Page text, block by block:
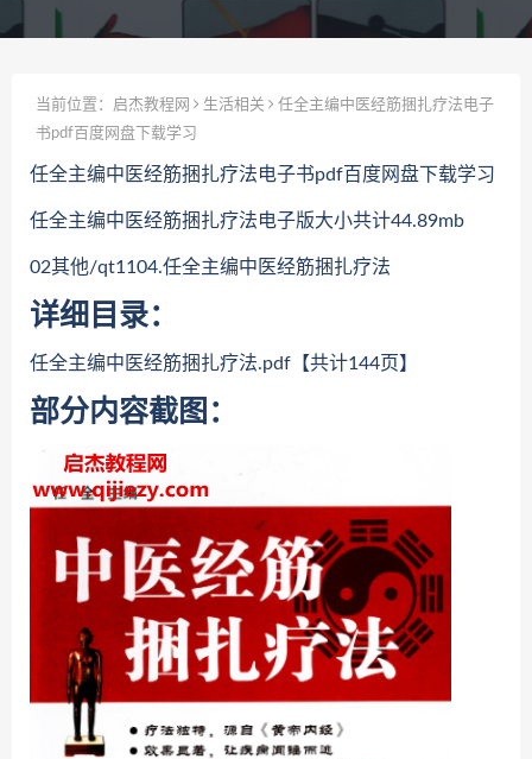
当前位置： 启杰教程网 生活相关
任全主编中医经筋捆扎疗法电子
书pdf百度网盘下载学习
任全主编中医经筋捆扎疗法电子书pdf百度网盘下载学习
任全主编中医经筋捆扎疗法电子版大小共计44.89mb
02其他/qt1104.任全主编中医经筋捆扎疗法
详细目录：
任全主编中医经筋捆扎疗法.pdf【共计144页】
部分内容截图：